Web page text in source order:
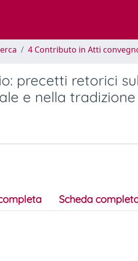
4 Contributo in Atti
precetti retorici
e nella
Scheda